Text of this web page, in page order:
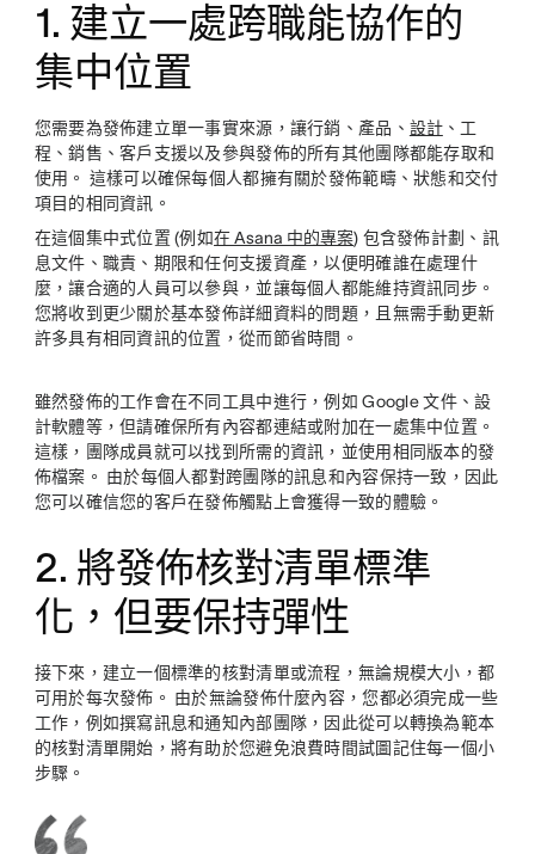
1. 建立一處跨職能協作的
集中位置
您需要為發佈建立單一事實來源，讓行銷、產品、 設計、工
程、銷售、客戶支援以及參與發佈的所有其他團隊都能存取和
使用。 這樣可以確保每個人都擁有關於發佈範疇、狀態和交付
項目的相同資訊。
在這個集中式位置 (例如在 Asana 中的專案) 包含發佈計劃、訊
息文件、職責、期限和任何支援資產，以便明確誰在處理什
麼，讓合適的人員可以參與，並讓每個人都能維持資訊同步。
您將收到更少關於基本發佈詳細資料的問題，且無需手動更新
許多具有相同資訊的位置，從而節省時間。
雖然發佈的工作會在不同工具中進行，例如 Google 文件、設
計軟體等，但請確保所有內容都連結或附加在一處集中位置。
這樣，團隊成員就可以找到所需的資訊，並使用相同版本的發
佈檔案。 由於每個人都對跨團隊的訊息和內容保持一致，因此
您可以確信您的客戶在發佈觸點上會獲得一致的體驗。
2. 將發佈核對清單標準
化，但要保持彈性
接下來，建立一個標準的核對清單或流程，無論規模大小，都
可用於每次發佈。 由於無論發佈什麼內容，您都必須完成一些
工作，例如撰寫訊息和通知內部團隊，因此從可以轉換為範本
的核對清單開始，將有助於您避免浪費時間試圖記住每一個小
步驟。